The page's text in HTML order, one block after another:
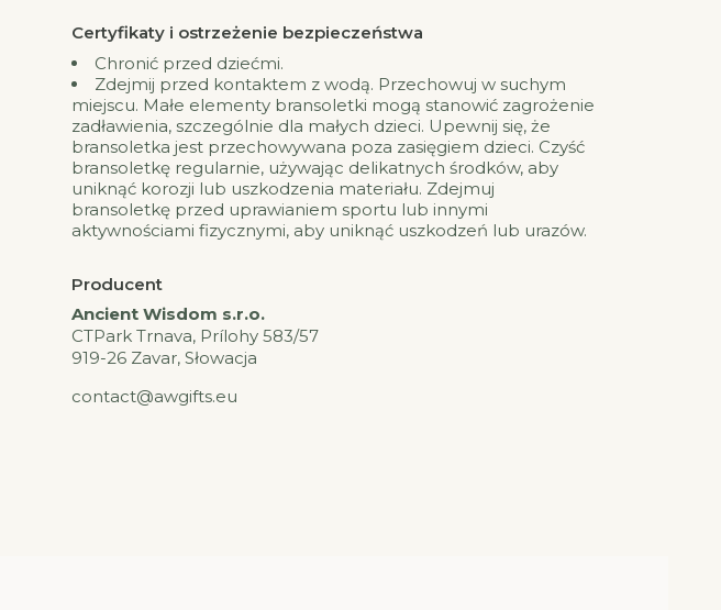
Certyfikaty i ostrzeżenie bezpieczeństwa
Chronić przed dziećmi.
Zdejmij przed kontaktem z wodą. Przechowuj w suchym
miejscu. Małe elementy bransoletki mogą stanowić zagrożenie
zadławienia, szczególnie dla małych dzieci. Upewnij się, że
bransoletka jest przechowywana poza zasięgiem dzieci. Czyść
bransoletkę regularnie, używając delikatnych środków, aby
uniknąć korozji lub uszkodzenia materiału. Zdejmuj
bransoletkę przed uprawianiem sportu lub innymi
aktywnościami fizycznymi, aby uniknąć uszkodzeń lub urazów.
Producent
Ancient Wisdom s.r.o.
CTPark Trnava, Prílohy 583/57
919-26 Zavar, Słowacja
contact@awgifts.eu